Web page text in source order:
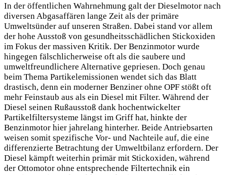
In der öffentlichen Wahrnehmung galt der Dieselmotor nach
diversen Abgasaffären lange Zeit als der primäre
Umweltsünder auf unseren Straßen. Dabei stand vor allem
der hohe Ausstoß von gesundheitsschädlichen Stickoxiden
im Fokus der massiven Kritik. Der Benzinmotor wurde
hingegen fälschlicherweise oft als die saubere und
umweltfreundlichere Alternative gepriesen. Doch genau
beim Thema Partikelemissionen wendet sich das Blatt
drastisch, denn ein moderner Benziner ohne OPF stößt oft
mehr Feinstaub aus als ein Diesel mit Filter. Während der
Diesel seinen Rußausstoß dank hochentwickelter
Partikelfiltersysteme längst im Griff hat, hinkte der
Benzinmotor hier jahrelang hinterher. Beide Antriebsarten
weisen somit spezifische Vor- und Nachteile auf, die eine
differenzierte Betrachtung der Umweltbilanz erfordern. Der
Diesel kämpft weiterhin primär mit Stickoxiden, während
der Ottomotor ohne entsprechende Filtertechnik ein